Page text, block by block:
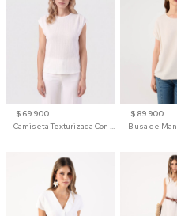
$ 69.900
Camiseta Texturizada Con Hombro Caído Para Mujer
$ 89.900